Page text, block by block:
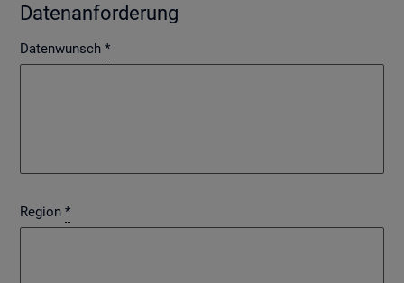
Da­ten­an­for­de­rung
Datenwunsch *
Region *